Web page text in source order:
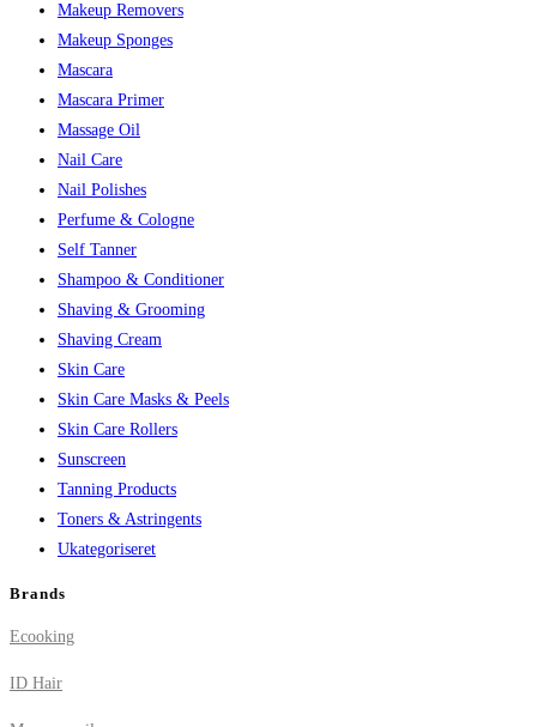
Makeup Removers
Makeup Sponges
Mascara
Mascara Primer
Massage Oil
Nail Care
Nail Polishes
Perfume & Cologne
Self Tanner
Shampoo & Conditioner
Shaving & Grooming
Shaving Cream
Skin Care
Skin Care Masks & Peels
Skin Care Rollers
Sunscreen
Tanning Products
Toners & Astringents
Ukategoriseret
Brands
Ecooking
ID Hair